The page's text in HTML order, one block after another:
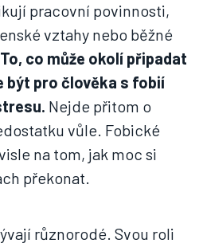
pracovní povinnosti,
vztahy nebo běžné
To, co může okolí připadat
být pro člověka s fobií
Nejde přitom o
vůle. Fobické
na tom, jak moc si
překonat.
různorodé. Svou roli